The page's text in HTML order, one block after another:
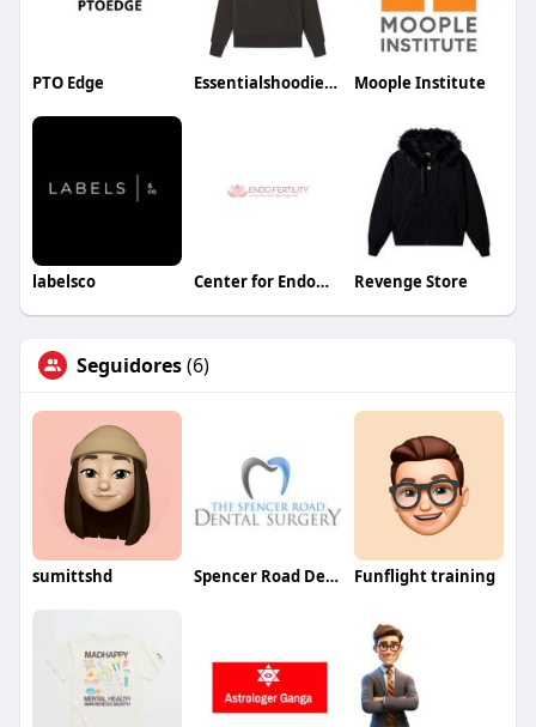
PTO Edge Essentialshoodieshops38 Moople Institute
labelsco Center for Endometriosis and Fertility Revenge Store
Seguidores(6)
sumittshd Spencer Road Dental Funflight training